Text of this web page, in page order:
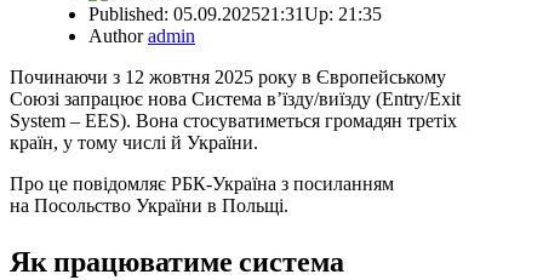
Published: 05.09.202521:31Up: 21:35
Authoradmin
Починаючи з 12 жовтня 2025 року в Європейському
Союзі запрацює нова Система в’їзду/виїзду (Entry/Exit
System – EES). Вона стосуватиметься громадян третіх
країн, у тому числі й України.
Про це повідомляє РБК-Україна з посиланням
на Посольство України в Польщі.
Як працюватиме система